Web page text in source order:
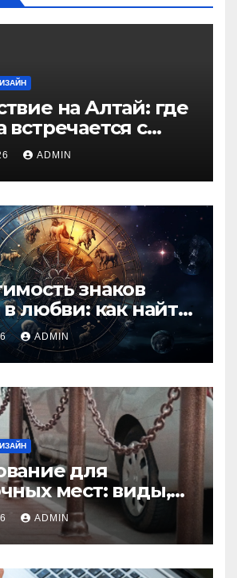
на Алтай: где
с
ADMIN
знаков
в любви: как найти
пару и
конфликтов
ADMIN
для
мест: виды,
и нормы
ADMIN